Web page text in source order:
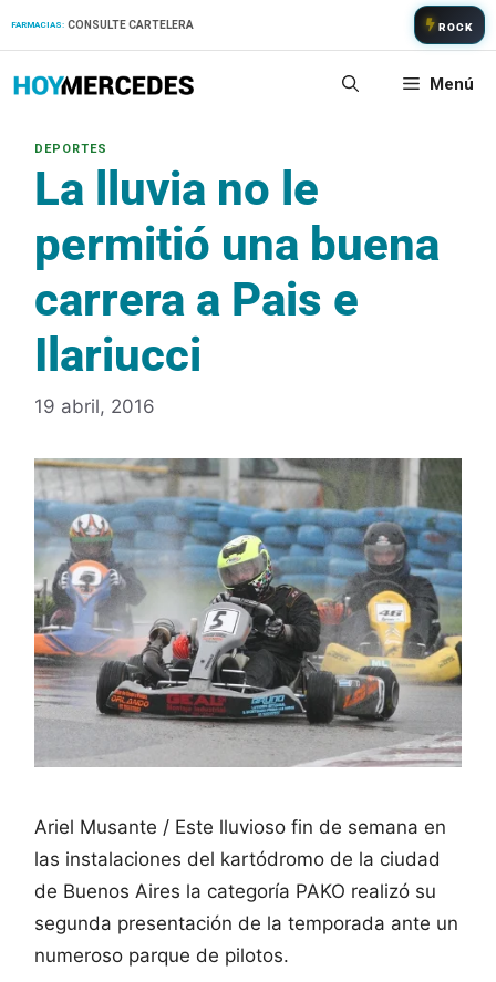
FARMACIAS: CONSULTE CARTELERA ROCK
Menú
La lluvia no le
permitió una buena
carrera a Pais e
Ilariucci
19 abril, 2016
Ariel Musante / Este lluvioso fin de semana en
las instalaciones del kartódromo de la ciudad
de Buenos Aires la categoría PAKO realizó su
segunda presentación de la temporada ante un
numeroso parque de pilotos.